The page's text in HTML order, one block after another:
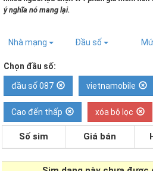
ý nghĩa nó mang lại.
Nhà mạng Đầu số
Chọn đầu số:
đầu số 087 vietnamobile
Cao đến thấp xóa bộ lọc
Số sim Giá bán